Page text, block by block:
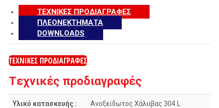
ΤΕΧΝΙΚΕΣ ΠΡΟΔΙΑΓΡΑΦΕΣ
ΠΛΕΟΝΕΚΤΗΜΑΤΑ
DOWNLOADS
ΤΕΧΝΙΚΕΣ ΠΡΟΔΙΑΓΡΑΦΕΣ
Tεχνικές προδιαγραφές
Υλικό κατασκευής : Ανοξείδωτος Χάλυβας 304 L